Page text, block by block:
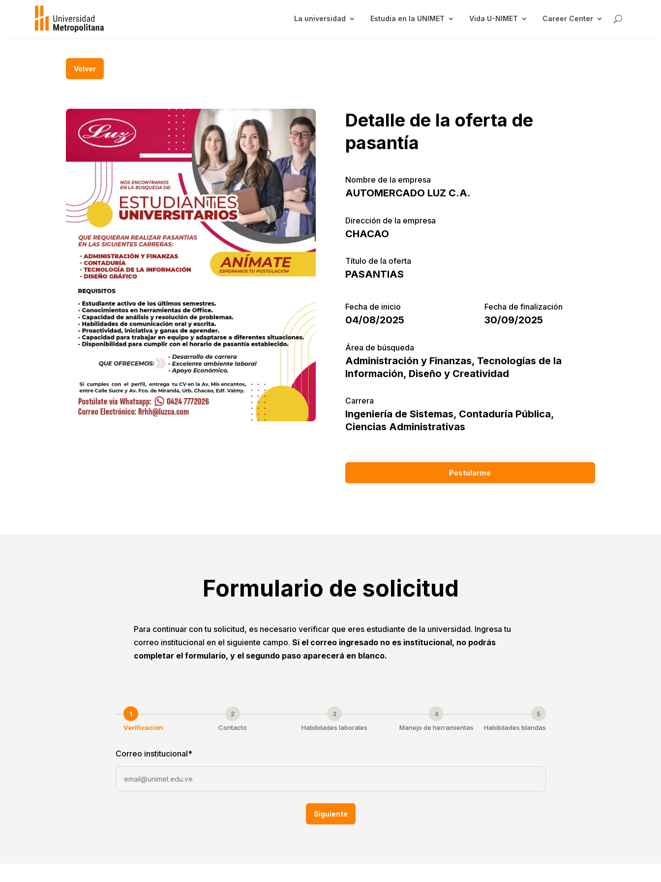
La universidad Estudia en la UNIMET Vida U-NIMET Career Center
Volver
Detalle de la oferta de
pasantía
Nombre de la empresa
AUTOMERCADO LUZ C.A.
Dirección de la empresa
CHACAO
Título de la oferta
PASANTIAS
Fecha de inicio
04/08/2025
Fecha de finalización
30/09/2025
Área de búsqueda
Administración y Finanzas, Tecnologías de la
Información, Diseño y Creatividad
Carrera
Ingeniería de Sistemas, Contaduría Pública,
Ciencias Administrativas
Postularme
Formulario de solicitud
Para continuar con tu solicitud, es necesario verificar que eres estudiante de la universidad. Ingresa tu
correo institucional en el siguiente campo. Si el correo ingresado no es institucional, no podrás
completar el formulario, y el segundo paso aparecerá en blanco.
1
Verificación
2
Contacto
3
Habilidades laborales
4
Manejo de herramientas
5
Habilidades blandas
Correo institucional*
Siguiente